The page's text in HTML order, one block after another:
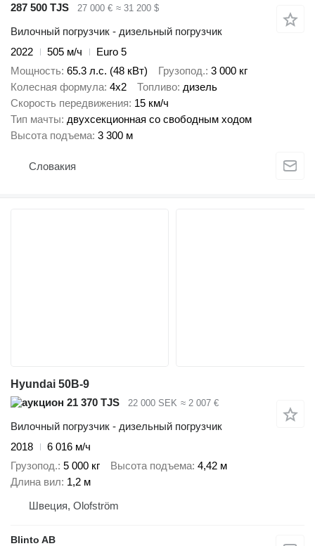
287 500 TJS
27 000 € ≈ 31 200 $
Вилочный погрузчик - дизельный погрузчик
2022
505 м/ч
Euro 5
Мощность 65.3 л.с. (48 кВт) Грузопод. 3 000 кг
Колесная формула 4x2 Топливо дизель
Скорость передвижения 15 км/ч
Тип мачты двухсекционная со свободным ходом
Высота подъема 3 300 м
Словакия
Hyundai 50B-9
21 370 TJS
22 000 SEK ≈ 2 007 €
Вилочный погрузчик - дизельный погрузчик
2018
6 016 м/ч
Грузопод. 5 000 кг Высота подъема 4,42 м
Длина вил 1,2 м
Швеция, Olofström
Blinto AB